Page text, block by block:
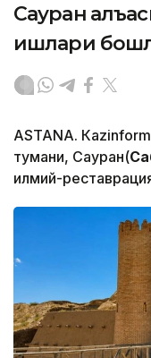
Сауран
ишлари
ASTANА.
тумани, Сауран(
илмий-